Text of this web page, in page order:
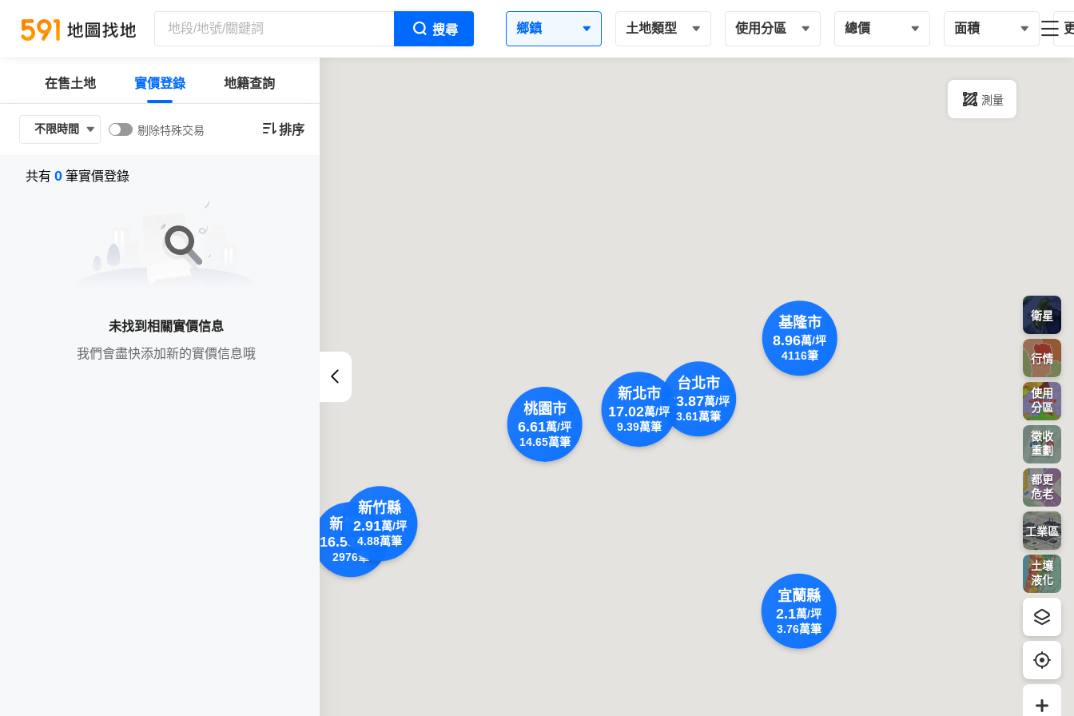
搜尋 鄉鎮 土地類型 使用分區 總價 面積
台北市
23.87萬/坪
3.61萬筆
新北市
17.02萬/坪
9.39萬筆
桃園市
6.61萬/坪
14.65萬筆
新竹市
16.53 萬/坪
2976筆
新竹縣
2.91萬/坪
4.88萬筆
宜蘭縣
2.1萬/坪
3.76萬筆
基隆市
8.96萬/坪
4116筆
測量
衛星
行情
使用
分區
徵收
重劃
都更
危老
工業區
土壤
液化
在售土地 實價登錄 地籍查詢
不限時間 剔除特殊交易 排序
共有 0 筆實價登錄
未找到相關實價信息
我們會盡快添加新的實價信息哦